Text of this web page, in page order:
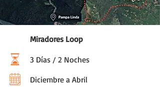
Miradores Loop
3 Días / 2 Noches
Diciembre a Abril